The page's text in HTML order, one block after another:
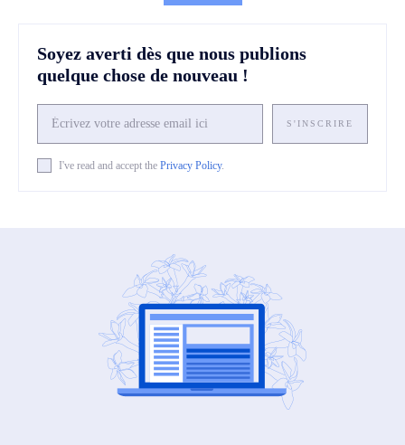
Soyez averti dès que nous publions
quelque chose de nouveau !
S'INSCRIRE
I've read and accept the Privacy Policy.